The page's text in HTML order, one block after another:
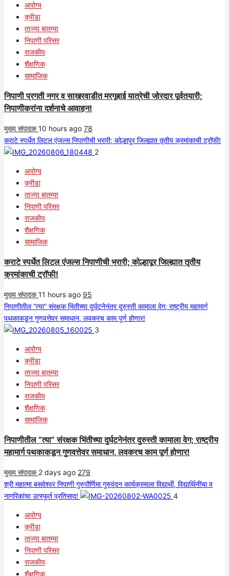
आरोग्य
क्रीडा
ताज्या बातम्या
निपाणी परिसर
राजकीय
शैक्षणिक
सामाजिक
निपाणी प्रगती नगर व साखरवाडीत मरगूबाई यात्रेची जोरदार पूर्वतयारी;
निपाणीकरांना दर्शनाचे आवाहन!
मुख्य संपादक10 hours ago 78
कराटे स्पर्धेत लिटल एंजल्स निपाणीची भरारी; कोल्हापूर जिल्ह्यात तृतीय क्रमांकाची ट्रॉफी!
2
आरोग्य
क्रीडा
ताज्या बातम्या
निपाणी परिसर
राजकीय
शैक्षणिक
सामाजिक
कराटे स्पर्धेत लिटल एंजल्स निपाणीची भरारी; कोल्हापूर जिल्ह्यात तृतीय
क्रमांकाची ट्रॉफी!
मुख्य संपादक11 hours ago 95
निपाणीतील “त्या” संरक्षक भिंतीच्या दुर्घटनेनंतर दुरुस्ती कामाला वेग; राष्ट्रीय महामार्ग
पथकाकडून गुणवत्तेवर समाधान, लवकरच काम पूर्ण होणार!
3
आरोग्य
क्रीडा
ताज्या बातम्या
निपाणी परिसर
राजकीय
शैक्षणिक
सामाजिक
निपाणीतील “त्या” संरक्षक भिंतीच्या दुर्घटनेनंतर दुरुस्ती कामाला वेग; राष्ट्रीय
महामार्ग पथकाकडून गुणवत्तेवर समाधान, लवकरच काम पूर्ण होणार!
मुख्य संपादक 2 days ago 279
श्री महात्मा बसवेश्वर निपाणी गुरुपौर्णिमा गुरुवंदन कार्यक्रमाला विद्यार्थी, विद्यार्थिनींचा व
नागरिकांचा उत्स्फूर्त प्रतिसाद!
4
आरोग्य
क्रीडा
ताज्या बातम्या
निपाणी परिसर
राजकीय
शैक्षणिक